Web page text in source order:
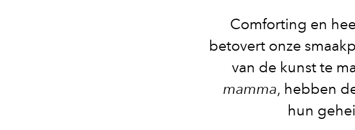
Comforting en
betovert onze
van de kunst te
mamma, hebben
hun